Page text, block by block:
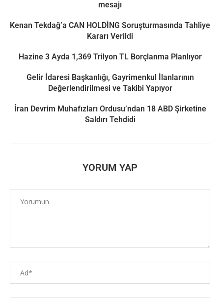
mesajı
Kenan Tekdağ’a CAN HOLDİNG Soruşturmasında Tahliye
Kararı Verildi
Hazine 3 Ayda 1,369 Trilyon TL Borçlanma Planlıyor
Gelir İdaresi Başkanlığı, Gayrimenkul İlanlarının
Değerlendirilmesi ve Takibi Yapıyor
İran Devrim Muhafızları Ordusu’ndan 18 ABD Şirketine
Saldırı Tehdidi
YORUM YAP